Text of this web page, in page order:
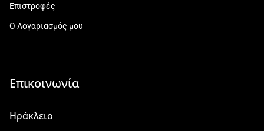
Επιστροφές
Ο Λογαριασμός μου
Επικοινωνία
Ηράκλειο